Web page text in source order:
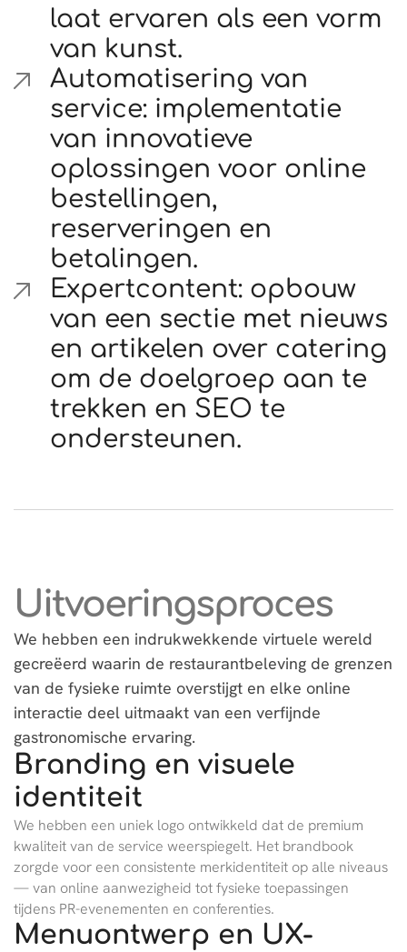
laat ervaren als een vorm
van kunst.
Automatisering van
service: implementatie
van innovatieve
oplossingen voor online
bestellingen,
reserveringen en
betalingen.
Expertcontent: opbouw
van een sectie met nieuws
en artikelen over catering
om de doelgroep aan te
trekken en SEO te
ondersteunen.
Uitvoeringsproces
We hebben een indrukwekkende virtuele wereld
gecreëerd waarin de restaurantbeleving de grenzen
van de fysieke ruimte overstijgt en elke online
interactie deel uitmaakt van een verfijnde
gastronomische ervaring.
Branding en visuele
identiteit
We hebben een uniek logo ontwikkeld dat de premium
kwaliteit van de service weerspiegelt. Het brandbook
zorgde voor een consistente merkidentiteit op alle niveaus
— van online aanwezigheid tot fysieke toepassingen
tijdens PR-evenementen en conferenties.
Menuontwerp en UX-